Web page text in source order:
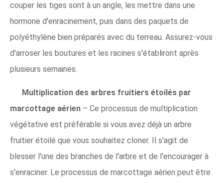
couper les tiges sont à un angle, les mettre dans une
hormone d'enracinement, puis dans des paquets de
polyéthylène bien préparés avec du terreau. Assurez-vous
d'arroser les boutures et les racines s'établiront après
plusieurs semaines.
Multiplication des arbres fruitiers étoilés par
marcottage aérien – Ce processus de multiplication
végétative est préférable si vous avez déjà un arbre
fruitier étoilé que vous souhaitez cloner. Il s'agit de
blesser l'une des branches de l'arbre et de l'encourager à
s'enraciner. Le processus de marcottage aérien peut être